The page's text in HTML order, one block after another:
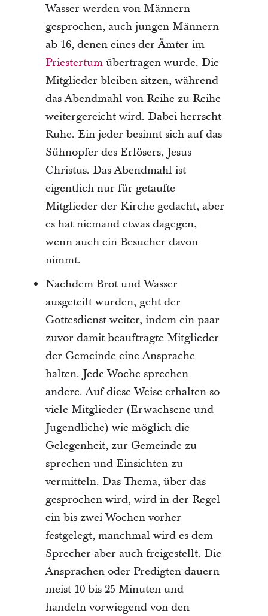
Wasser werden von Männern
gesprochen, auch jungen Männern
ab 16, denen eines der Ämter im
Priestertumübertragen wurde. Die
Mitglieder bleiben sitzen, während
das Abendmahl von Reihe zu Reihe
weitergereicht wird. Dabei herrscht
Ruhe. Ein jeder besinnt sich auf das
Sühnopfer des Erlösers, Jesus
Christus. Das Abendmahl ist
eigentlich nur für getaufte
Mitglieder der Kirche gedacht, aber
es hat niemand etwas dagegen,
wenn auch ein Besucher davon
nimmt.
Nachdem Brot und Wasser
ausgeteilt wurden, geht der
Gottesdienst weiter, indem ein paar
zuvor damit beauftragte Mitglieder
der Gemeinde eine Ansprache
halten. Jede Woche sprechen
andere. Auf diese Weise erhalten so
viele Mitglieder (Erwachsene und
Jugendliche) wie möglich die
Gelegenheit, zur Gemeinde zu
sprechen und Einsichten zu
vermitteln. Das Thema, über das
gesprochen wird, wird in der Regel
ein bis zwei Wochen vorher
festgelegt, manchmal wird es dem
Sprecher aber auch freigestellt. Die
Ansprachen oder Predigten dauern
meist 10 bis 25 Minuten und
handeln vorwiegend von den